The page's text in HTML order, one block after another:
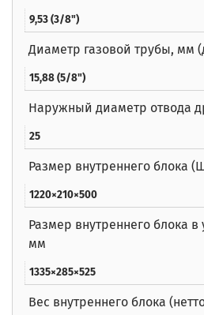
9,53 (3/8")
Диаметр газовой трубы, мм
15,88 (5/8")
Наружный диаметр отвода
25
Размер внутреннего блока
1220×210×500
Размер внутреннего блока
мм
1335×285×525
Вес внутреннего блока